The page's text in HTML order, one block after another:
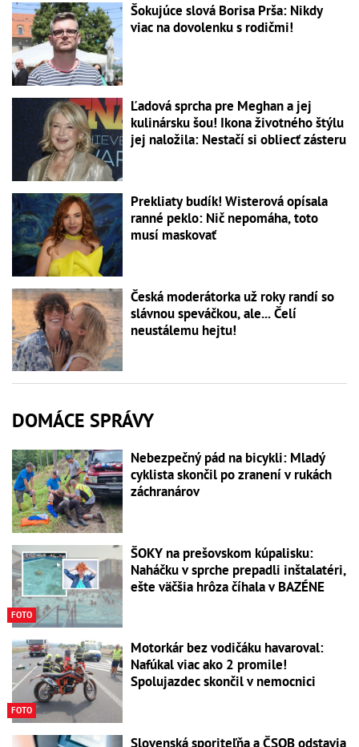
Šokujúce slová Borisa Prša: Nikdy
viac na dovolenku s rodičmi!
Ľadová sprcha pre Meghan a jej
kulinársku šou! Ikona životného štýlu
jej naložila: Nestačí si obliecť zásteru
Prekliaty budík! Wisterová opísala
ranné peklo: Nič nepomáha, toto
musí maskovať
Česká moderátorka už roky randí so
slávnou speváčkou, ale... Čelí
neustálemu hejtu!
DOMÁCE SPRÁVY
Nebezpečný pád na bicykli: Mladý
cyklista skončil po zranení v rukách
záchranárov
FOTO
ŠOKY na prešovskom kúpalisku:
Naháčku v sprche prepadli inštalatéri,
ešte väčšia hrôza číhala v BAZÉNE
FOTO
Motorkár bez vodičáku havaroval:
Nafúkal viac ako 2 promile!
Spolujazdec skončil v nemocnici
Slovenská sporiteľňa a ČSOB odstavia